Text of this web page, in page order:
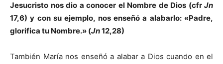
Jesucristo nos dio a conocer el Nombre de Dios (cfr Jn
17,6) y con su ejemplo, nos enseñó a alabarlo: «Padre,
glorifica tu Nombre.» (Jn12,28)
También María nos enseñó a alabar a Dios cuando en el